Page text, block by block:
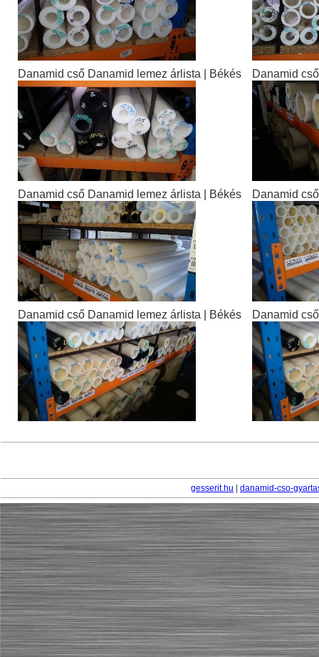
Danamid cső Danamid lemez árlista | Békés Danamid
Danamid cső Danamid lemez árlista | Békés Danamid
Danamid cső Danamid lemez árlista | Békés Danamid
gesserit.hu danamid-cso-